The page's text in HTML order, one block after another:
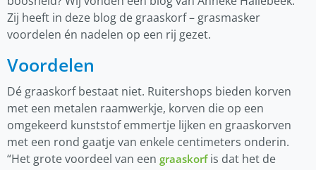
Zij heeft in deze blog de graaskorf – grasmasker
voordelen én nadelen op een rij gezet.
Voordelen
Dé graaskorf bestaat niet. Ruitershops bieden korven
met een metalen raamwerkje, korven die op een
omgekeerd kunststof emmertje lijken en graaskorven
met een rond gaatje van enkele centimeters onderin.
“Het grote voordeel van een graaskorfis dat het de